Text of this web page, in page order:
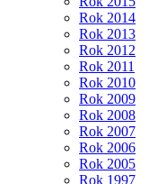
Rok 2014
Rok 2013
Rok 2012
Rok 2011
Rok 2010
Rok 2009
Rok 2008
Rok 2007
Rok 2006
Rok 2005
Rok 1997